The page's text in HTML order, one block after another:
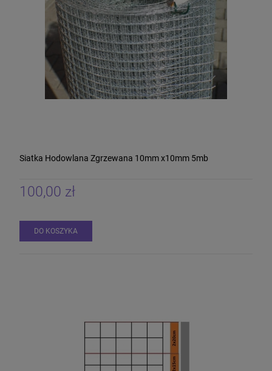
Siatka Hodowlana Zgrzewana 10mm x10mm 5mb
100,00 zł
DO KOSZYKA